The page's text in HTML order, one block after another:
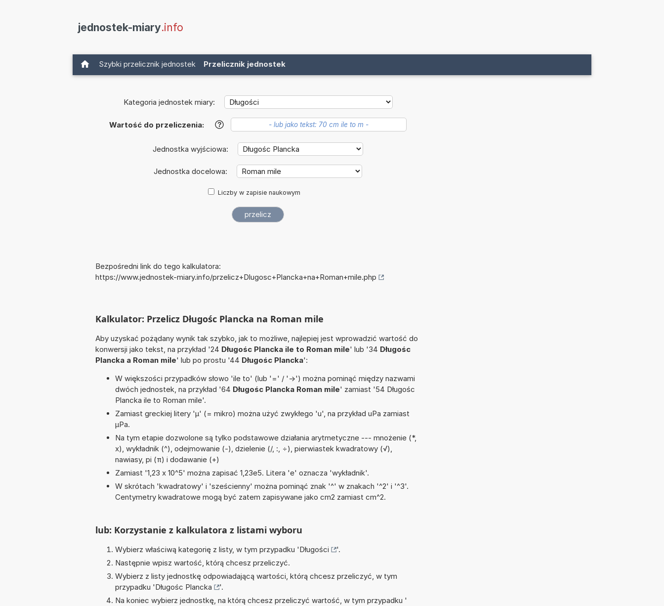
jednostek-miary.info
Szybki przelicznik jednostek Przelicznik jednostek
Kategoria jednostek miary:
Wartość do przeliczenia: ?
Jednostka wyjściowa:
Jednostka docelowa:
Liczby w zapisie naukowym
Bezpośredni link do tego kalkulatora:
https://www.jednostek-miary.info/przelicz+Dlugosc+Plancka+na+Roman+mile.php
Kalkulator: Przelicz Długośc Plancka na Roman mile
Aby uzyskać pożądany wynik tak szybko, jak to możliwe, najlepiej jest wprowadzić wartość do
konwersji jako tekst, na przykład '24 Długośc Plancka ile to Roman mile' lub '34 Długośc
Plancka a Roman mile' lub po prostu '44 Długośc Plancka':
W większości przypadków słowo 'ile to' (lub '=' / '->') można pominąć między nazwami
dwóch jednostek, na przykład '64 Długośc Plancka Roman mile' zamiast '54 Długośc
Plancka ile to Roman mile'.
Zamiast greckiej litery 'µ' (= mikro) można użyć zwykłego 'u', na przykład uPa zamiast
µPa.
Na tym etapie dozwolone są tylko podstawowe działania arytmetyczne --- mnożenie (*,
x), wykładnik (^), odejmowanie (-), dzielenie (/, :, ÷), pierwiastek kwadratowy (√),
nawiasy, pi (π) i dodawanie (+)
Zamiast '1,23 x 10^5' można zapisać 1,23e5. Litera 'e' oznacza 'wykładnik'.
W skrótach 'kwadratowy' i 'sześcienny' można pominąć znak '^' w znakach '^2' i '^3'.
Centymetry kwadratowe mogą być zatem zapisywane jako cm2 zamiast cm^2.
lub: Korzystanie z kalkulatora z listami wyboru
Wybierz właściwą kategorię z listy, w tym przypadku 'Długości
'.
Następnie wpisz wartość, którą chcesz przeliczyć.
Wybierz z listy jednostkę odpowiadającą wartości, którą chcesz przeliczyć, w tym
przypadku 'Długośc Plancka
'.
Na koniec wybierz jednostkę, na którą chcesz przeliczyć wartość, w tym przypadku '